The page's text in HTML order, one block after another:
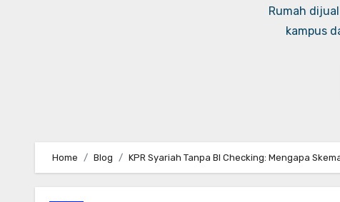
Rumah
kampus
Home Blog KPR Syariah Tanpa BI Checking: Mengapa